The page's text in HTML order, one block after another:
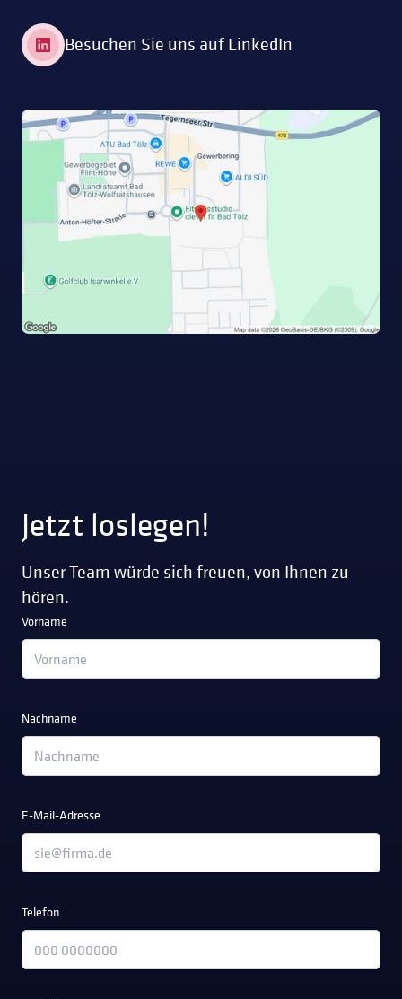
Besuchen Sie uns auf LinkedIn
Jetzt loslegen!
Unser Team würde sich freuen, von Ihnen zu
hören.
Vorname
Nachname
E-Mail-Adresse
Telefon